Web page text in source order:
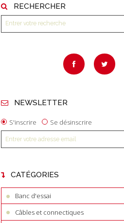
RECHERCHER
NEWSLETTER
S'inscrire Se désinscrire
CATÉGORIES
Banc d'essai
Câbles et connectiques